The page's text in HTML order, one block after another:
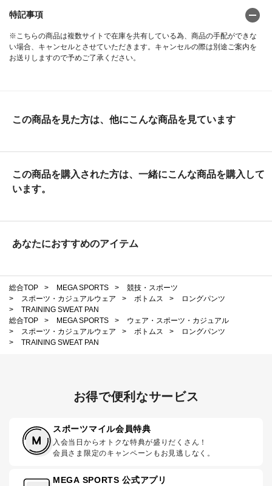
特記事項
※こちらの商品は複数サイトで在庫を共有している為、商品の手配ができな
い場合、キャンセルとさせていただきます。キャンセルの際は別途ご案内を
お送りしますので予めご了承ください。
この商品を見た方は、他にこんな商品を見ています
この商品を購入された方は、一緒にこんな商品を購入して
います。
あなたにおすすめのアイテム
総合TOP > MEGA SPORTS >
競技・スポーツ
>
スポーツ・カジュアルウェア > ボトムス >
ロングパンツ
>
TRAINING SWEAT PAN
総合TOP
> MEGA SPORTS >
ウェア・スポーツ・カジュアル
>
スポーツ・カジュアルウェア > ボトムス >
ロングパンツ
>
TRAINING SWEAT PAN
お得で便利なサービス
スポーツマイル会員特典
入会当日からオトクな特典が盛りだくさん！
会員さま限定のキャンペーンもお見逃しなく。
MEGA SPORTS 公式アプリ